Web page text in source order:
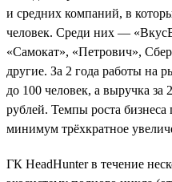
и средних компаний, в
человек. Среди них —
«Самокат», «Петрович»,
другие. За 2 года работы на
до 100 человек, а выручка за
рублей. Темпы роста бизнеса
минимум трёхкратное
ГК HeadHunter в течение